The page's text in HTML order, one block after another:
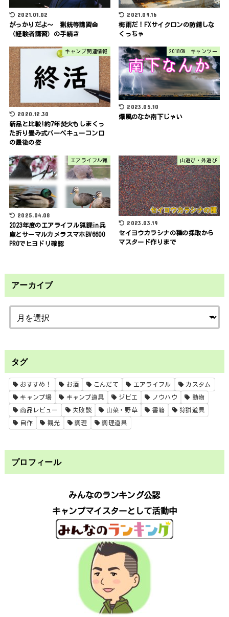
2021.01.02
がっかりだよ～ 猟銃等講習会
（経験者講習）の手続き
2021.09.16
梅雨だ！FXサイクロンの防錆しな
くっちゃ
キャンプ関連情報
2020.12.30
新品と比較!約7年焚火もしまくっ
た折り畳み式バーベキューコンロ
の最後の姿
2018GW キャンツー
2023.05.10
爆風のなか南下じゃい
エアライフル猟
2025.04.08
2023年度のエアライフル猟課in兵
庫とサーマルカメラスマホBV6600
PROでヒヨドリ確認
山遊び・外遊び
2023.03.19
セイヨウカラシナの種の採取から
マスタード作りまで
アーカイブ
タグ
おすすめ！ お酒 こんだて エアライフル カスタム
キャンプ場 キャンプ道具 ジビエ ノウハウ 動物
商品レビュー 失敗談 山菜・野草 書籍 狩猟道具
自作 観光 調理 調理道具
プロフィール
みんなのランキング公認
キャンプマイスターとして活動中